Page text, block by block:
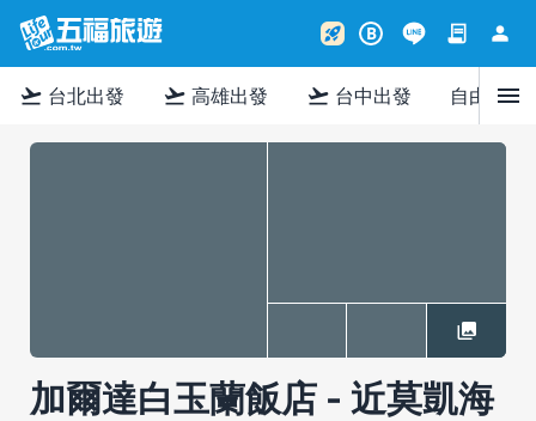
rocket_launch B contract person
flight_takeoff 台北出發 flight_takeoff 高雄出發 flight_takeoff 台中出發 自由行menu
加爾達白玉蘭飯店 - 近莫凱海